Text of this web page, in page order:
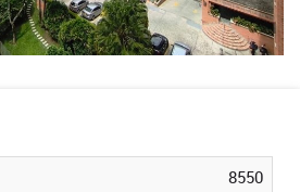
8550